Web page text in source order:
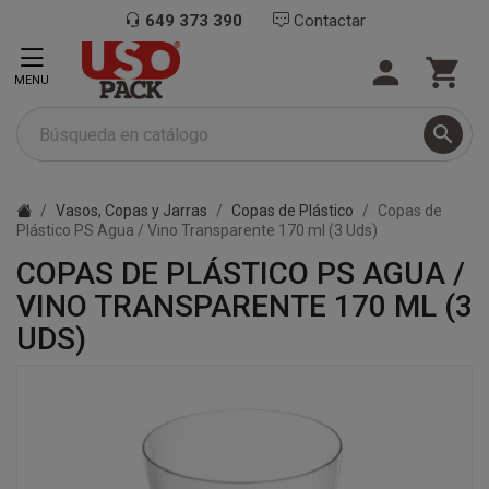
649 373 390 Contactar

 
MENU
Vasos, Copas y Jarras Copas de Plástico
Copas de
Plástico PS Agua / Vino Transparente 170 ml (3 Uds)
COPAS DE PLÁSTICO PS AGUA /
VINO TRANSPARENTE 170 ML (3
UDS)